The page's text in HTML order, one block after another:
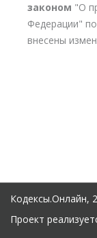
законом "О
Федерации"
внесены
Кодексы.Онлайн,
Проект